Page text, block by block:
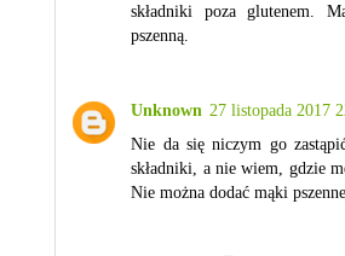
składniki poza glutenem.
pszenną.
Unknown 27 listopada 2017
Nie da się niczym go
składniki, a nie wiem, gdzie
Nie można dodać mąki